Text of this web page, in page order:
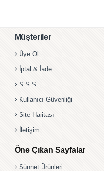
Müşteriler
Üye Ol
İptal & İade
S.S.S
Kullanıcı Güvenliği
Site Haritası
İletişim
Öne Çıkan Sayfalar
Sünnet Ürünleri